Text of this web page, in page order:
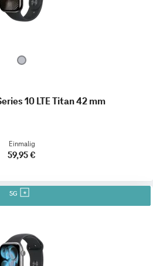
10 LTE Titan 42 mm
Einmalig
59,95 €
5G